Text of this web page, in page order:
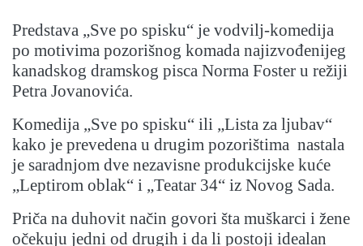
Predstava „Sve po spisku“ je vodvilj-komedija
po motivima pozorišnog komada najizvođenijeg
kanadskog dramskog pisca Norma Foster u režiji
Petra Jovanovića.
Komedija „Sve po spisku“ ili „Lista za ljubav“
kako je prevedena u drugim pozorištima nastala
je saradnjom dve nezavisne produkcijske kuće
„Leptirom oblak“ i „Teatar 34“ iz Novog Sada.
Priča na duhovit način govori šta muškarci i žene
očekuju jedni od drugih i da li postoji idealan